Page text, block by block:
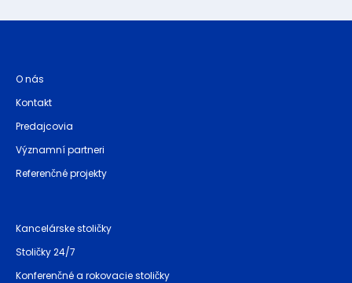
O nás
Kontakt
Predajcovia
Významní partneri
Referenčné projekty
Kancelárske stoličky
Stoličky 24/7
Konferenčné a rokovacie stoličky